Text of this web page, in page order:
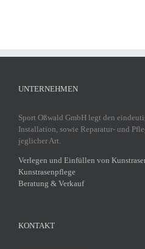
UNTERNEHMEN
Sport Oßwald GmbH legt den
Installation, sowie Reparatur- und
jeglicher Art.
Verlegen und Einfüllen von
Kunstrasenpflege
Beratung & Verkauf
KONTAKT